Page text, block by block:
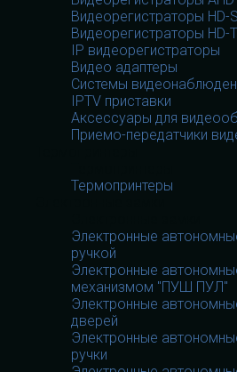
Видеорегистраторы HD-
Видеорегистраторы HD-
IP видеорегистраторы
Видео адаптеры
Системы
IPTV приставки
Аксессуары для
Приемо-передатчики
Термопринтеры
Электронные
ручкой
Электронные
механизмом "ПУШ ПУЛ"
Электронные
дверей
Электронные
ручки